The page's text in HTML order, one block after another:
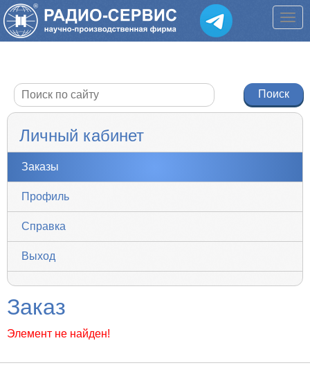
Личный кабинет
Заказы
Профиль
Справка
Выход
Заказ
Элемент не найден!